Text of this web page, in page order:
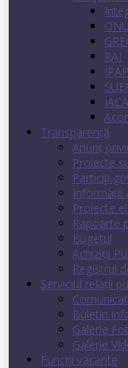
ONU
RAI
IACA
Transparenţă
Anunț
Proiecte
Informații
Proiecte
Rapoarte
Bugetul
Achiziții
Registrul
Serviciul relații
Buletin
Galerie
Galerie
Funcții vacante